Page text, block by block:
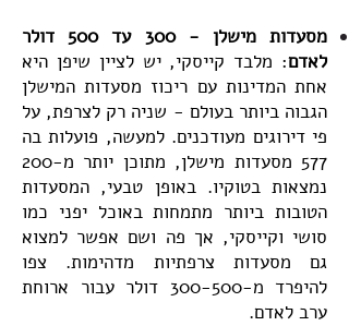
מסעדות מישלן - 300 עד 500 דולר
לאדם: מלבד קייסקי, יש לציין שיפן היא
אחת המדינות עם ריכוז מסעדות המישלן
הגבוה ביותר בעולם - שניה רק לצרפת, על
פי דירוגים מעודכנים. למעשה, פועלות בה
577 מסעדות מישלן, מתוכן יותר מ-200
נמצאות בטוקיו. באופן טבעי, המסעדות
הטובות ביותר מתמחות באוכל יפני כמו
סושי וקייסקי, אך פה ושם אפשר למצוא
גם מסעדות צרפתיות מדהימות. צפו
להיפרד מ-300-500 דולר עבור ארוחת
ערב לאדם.